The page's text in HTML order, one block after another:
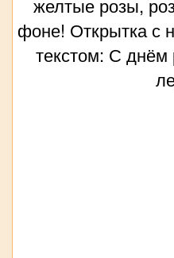
фоне! Открытка с
текстом: С днём